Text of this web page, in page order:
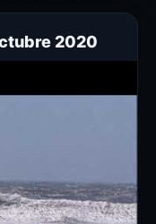
de 85 […]
2020